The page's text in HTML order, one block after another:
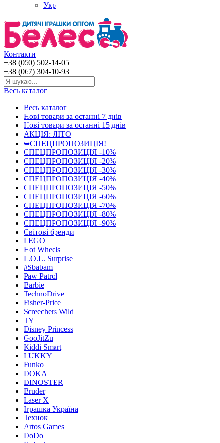
Укр
Контакти
+38 (050) 502-14-05
+38 (067) 304-10-93
Весь каталог
Весь каталог
Нові товари за останнi 7 днiв
Нові товари за останнi 15 днiв
АКЦІЯ: ЛІТО
➥СПЕЦПРОПОЗИЦІЯ!
СПЕЦПРОПОЗИЦІЯ -10%
СПЕЦПРОПОЗИЦІЯ -20%
СПЕЦПРОПОЗИЦІЯ -30%
СПЕЦПРОПОЗИЦІЯ -40%
СПЕЦПРОПОЗИЦІЯ -50%
СПЕЦПРОПОЗИЦІЯ -60%
СПЕЦПРОПОЗИЦІЯ -70%
СПЕЦПРОПОЗИЦІЯ -80%
СПЕЦПРОПОЗИЦІЯ -90%
Світові бренди
LEGO
Hot Wheels
L.O.L. Surprise
#Sbabam
Paw Patrol
Barbie
TechnoDrive
Fisher-Price
Screechers Wild
TY
Disney Princess
GooJitZu
Kiddi Smart
LUKKY
Funko
DOKA
DINOSTER
Bruder
Laser X
Іграшка Україна
Технок
Artos Games
DoDo